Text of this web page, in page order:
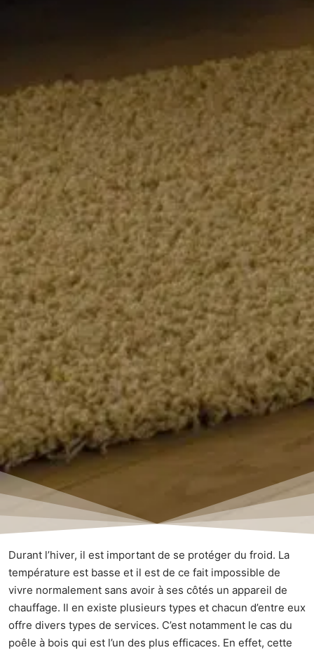
Durant l’hiver, il est important de se protéger du froid. La
température est basse et il est de ce fait impossible de
vivre normalement sans avoir à ses côtés un appareil de
chauffage. Il en existe plusieurs types et chacun d’entre eux
offre divers types de services. C’est notamment le cas du
poêle à bois qui est l’un des plus efficaces. En effet, cette